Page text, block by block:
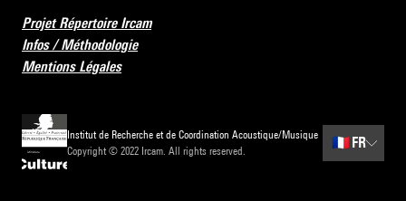
Projet Répertoire Ircam
Infos / Méthodologie
Mentions Légales
Institut de Recherche et de Coordination Acoustique/Musique
Copyright © 2022 Ircam. All rights reserved.
🇫🇷 FR